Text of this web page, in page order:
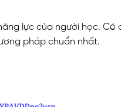
lực của người học. Có
pháp chuẩn nhất.